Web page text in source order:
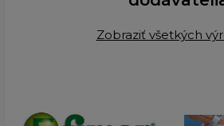
Zobraziť všetkých